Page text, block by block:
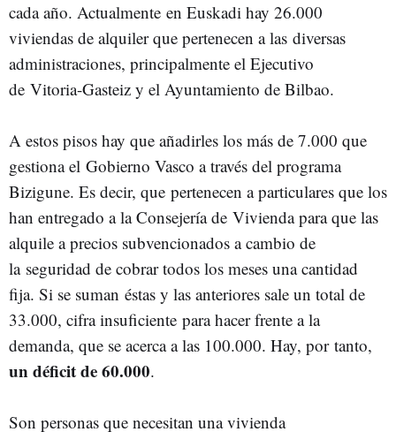
cada año. Actualmente en Euskadi hay 26.000
viviendas de alquiler que pertenecen a las diversas
administraciones, principalmente el Ejecutivo
de Vitoria-Gasteiz y el Ayuntamiento de Bilbao.
A estos pisos hay que añadirles los más de 7.000 que
gestiona el Gobierno Vasco a través del programa
Bizigune. Es decir, que pertenecen a particulares que los
han entregado a la Consejería de Vivienda para que las
alquile a precios subvencionados a cambio de
la seguridad de cobrar todos los meses una cantidad
fija. Si se suman éstas y las anteriores sale un total de
33.000, cifra insuficiente para hacer frente a la
demanda, que se acerca a las 100.000. Hay, por tanto,
un déficit de 60.000.
Son personas que necesitan una vivienda